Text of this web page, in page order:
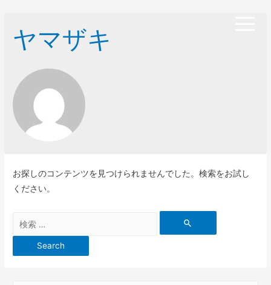
ヤマザキ
お探しのコンテンツを見つけられませんでした。検索をお試し
ください。